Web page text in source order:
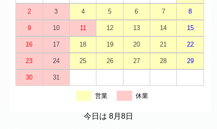
2 3 4 5 6 7 8
9 10 11 12 13 14 15
16 17 18 19 20 21 22
23 24 25 26 27 28 29
30 31
営業 休業
今日は 8月8日